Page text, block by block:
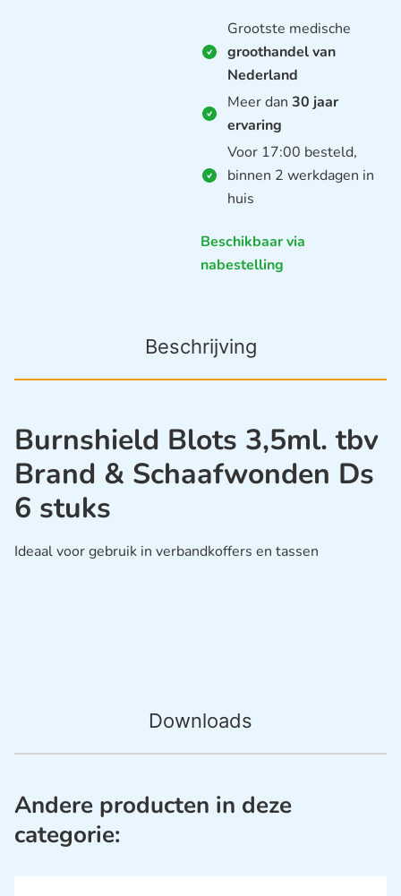
Grootste medische
groothandel van
Nederland
Meer dan 30 jaar
ervaring
Voor 17:00 besteld,
binnen 2 werkdagen in
huis
Beschikbaar via
nabestelling
Beschrijving
Downloads
Burnshield Blots 3,5ml. tbv
Brand & Schaafwonden Ds
6 stuks
Ideaal voor gebruik in verbandkoffers en tassen
Andere producten in deze
categorie: